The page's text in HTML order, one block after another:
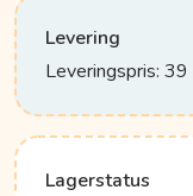
Levering
Leveringspris: 39
Lagerstatus